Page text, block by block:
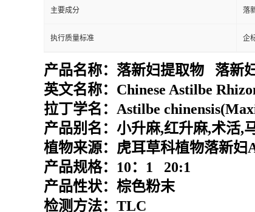
主要成分 落
执行质量标准 企
产品名称： 落新妇提取物 落新
英文名称： Chinese Astilbe
拉丁学名： Astilbe
产品别名： 小升麻,红升麻,术活,
植物来源： 虎耳草科植物落新妇
产品规格：10：1 20:1
产品性状：棕色粉末
检测方法：TLC